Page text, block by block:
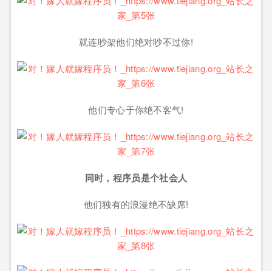
就连吵架他们绝对吵不过你!
他们专心于你绝不客气!
同时，程序员是个社会人
他们独有的浪漫绝不缺席!